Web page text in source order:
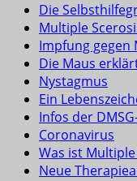
Die
Multiple
Impfung gegen
Die Maus
Nystagmus
Ein
Infos der
Coronavirus
Was ist Multiple
Neue